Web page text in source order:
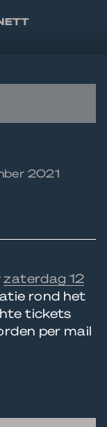
2021
zaterdag 12
rond het
tickets
per mail